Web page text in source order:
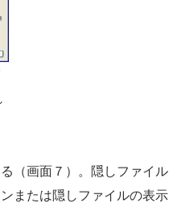
（画面７）。隠しファイル
または隠しファイルの表示